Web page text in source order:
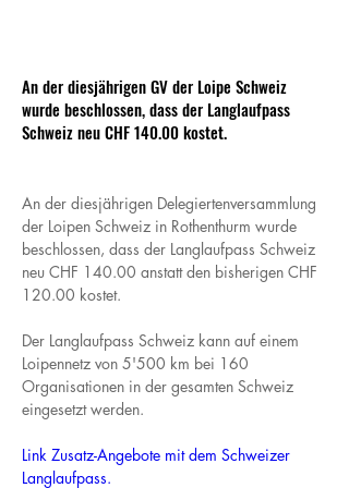
An der diesjährigen GV der Loipe Schweiz
wurde beschlossen, dass der Langlaufpass
Schweiz neu CHF 140.00 kostet.
An der diesjährigen Delegiertenversammlung
der Loipen Schweiz in Rothenthurm wurde
beschlossen, dass der Langlaufpass Schweiz
neu CHF 140.00 anstatt den bisherigen CHF
120.00 kostet.
Der Langlaufpass Schweiz kann auf einem
Loipennetz von 5'500 km bei 160
Organisationen in der gesamten Schweiz
eingesetzt werden.
Link Zusatz-Angebote mit dem Schweizer
Langlaufpass.